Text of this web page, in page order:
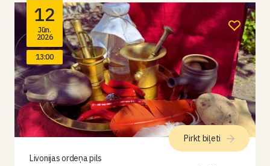
12
Jūn.
2026
13:00
Livonijas ordeņa pils
Pirkt biļeti